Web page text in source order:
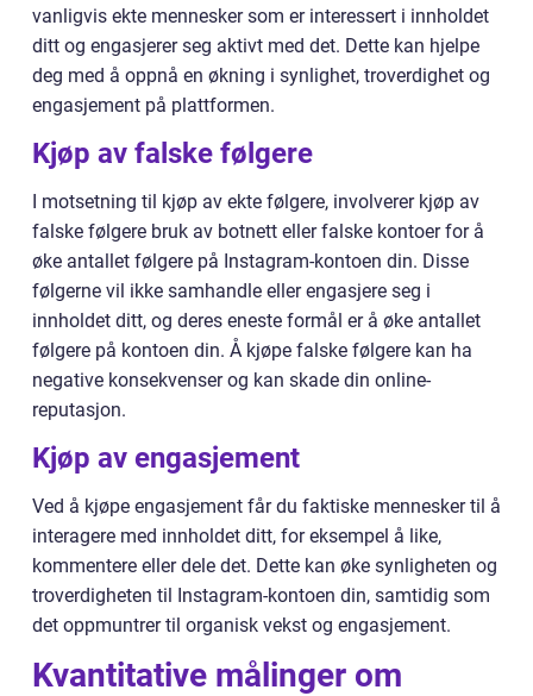
vanligvis ekte mennesker som er interessert i innholdet
ditt og engasjerer seg aktivt med det. Dette kan hjelpe
deg med å oppnå en økning i synlighet, troverdighet og
engasjement på plattformen.
Kjøp av falske følgere
I motsetning til kjøp av ekte følgere, involverer kjøp av
falske følgere bruk av botnett eller falske kontoer for å
øke antallet følgere på Instagram-kontoen din. Disse
følgerne vil ikke samhandle eller engasjere seg i
innholdet ditt, og deres eneste formål er å øke antallet
følgere på kontoen din. Å kjøpe falske følgere kan ha
negative konsekvenser og kan skade din online-
reputasjon.
Kjøp av engasjement
Ved å kjøpe engasjement får du faktiske mennesker til å
interagere med innholdet ditt, for eksempel å like,
kommentere eller dele det. Dette kan øke synligheten og
troverdigheten til Instagram-kontoen din, samtidig som
det oppmuntrer til organisk vekst og engasjement.
Kvantitative målinger om